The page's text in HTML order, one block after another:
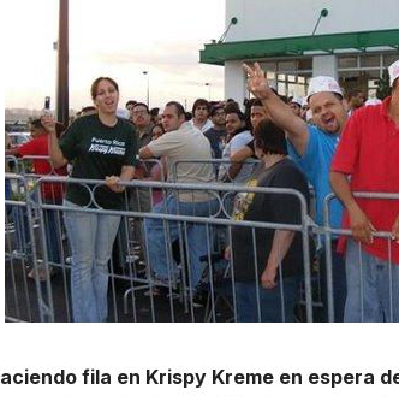
fila en Krispy Kreme en espera